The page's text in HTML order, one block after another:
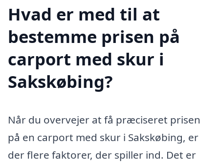
Hvad er med til at
bestemme prisen på
carport med skur i
Sakskøbing?
Når du overvejer at få præciseret prisen
på en carport med skur i Sakskøbing, er
der flere faktorer, der spiller ind. Det er